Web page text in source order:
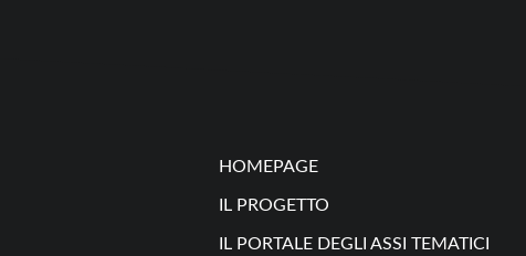
HOMEPAGE
IL PROGETTO
IL PORTALE DEGLI ASSI TEMATICI